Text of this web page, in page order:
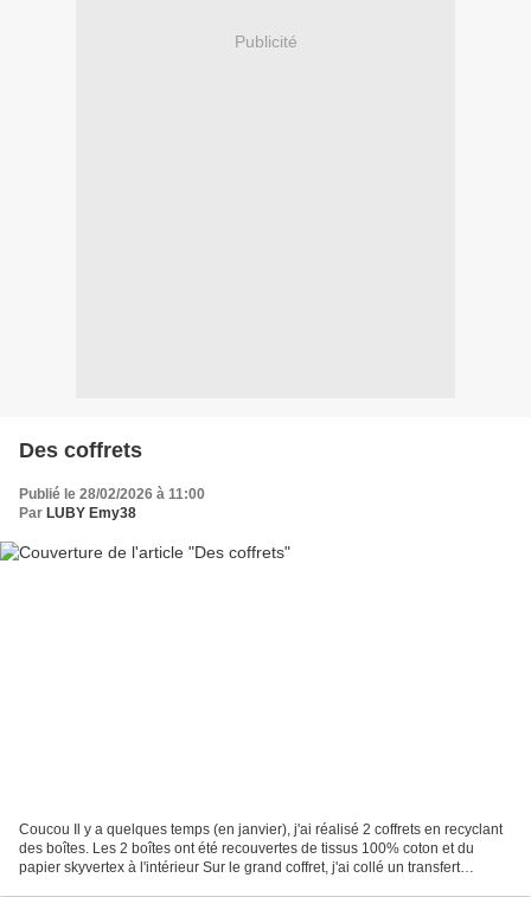
Publicité
Des coffrets
Publié le 28/02/2026 à 11:00
Par LUBY Emy38
Coucou Il y a quelques temps (en janvier), j'ai réalisé 2 coffrets en recyclant
des boîtes. Les 2 boîtes ont été recouvertes de tissus 100% coton et du
papier skyvertex à l'intérieur Sur le grand coffret, j'ai collé un transfert